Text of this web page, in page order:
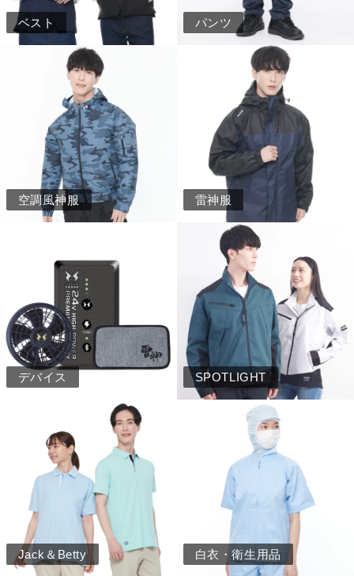
ベスト パンツ
空調風神服 雷神服
デバイス SPOTLIGHT
Jack＆Betty 白衣・衛生用品